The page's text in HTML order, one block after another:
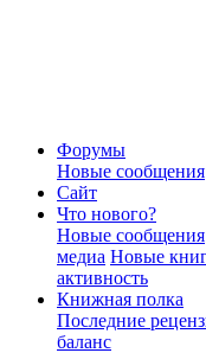
Форумы
Новые сообщения
Сайт
Что нового?
Новые сообщения
медиа Новые
активность
Книжная полка
Последние
баланс